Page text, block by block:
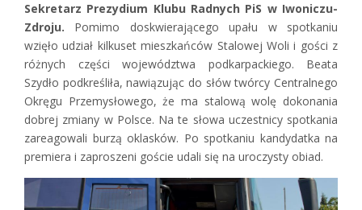
Sekretarz Prezydium Klubu Radnych PiS w Iwoniczu-
Zdroju. Pomimo doskwierającego upału w spotkaniu
wzięło udział kilkuset mieszkańców Stalowej Woli i gości z
różnych części województwa podkarpackiego. Beata
Szydło podkreśliła, nawiązując do słów twórcy Centralnego
Okręgu Przemysłowego, że ma stalową wolę dokonania
dobrej zmiany w Polsce. Na te słowa uczestnicy spotkania
zareagowali burzą oklasków. Po spotkaniu kandydatka na
premiera i zaproszeni goście udali się na uroczysty obiad.